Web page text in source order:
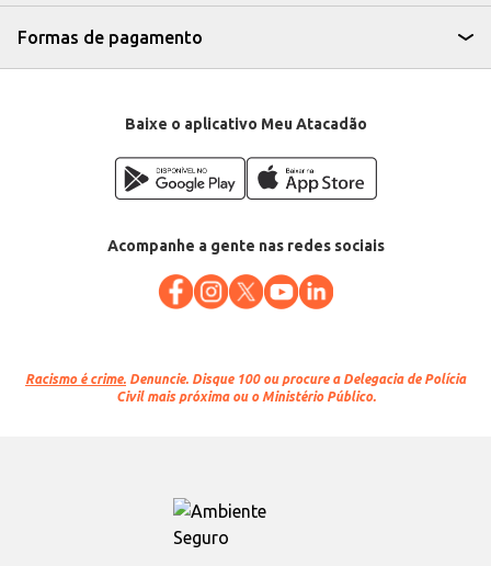
Formas de pagamento
Baixe o aplicativo Meu Atacadão
Acompanhe a gente nas redes sociais
Racismo é crime. Denuncie. Disque 100 ou procure a Delegacia de Polícia
Civil mais próxima ou o Ministério Público.